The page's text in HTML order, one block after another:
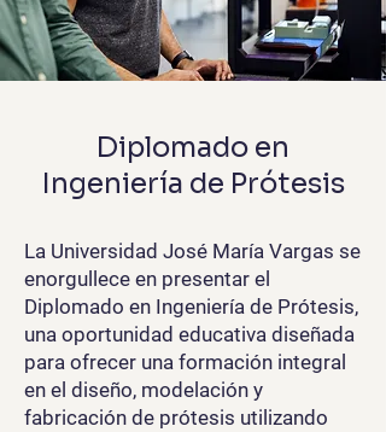
Diplomado en
Ingeniería de Prótesis
La Universidad José María Vargas se
enorgullece en presentar el
Diplomado en Ingeniería de Prótesis,
una oportunidad educativa diseñada
para ofrecer una formación integral
en el diseño, modelación y
fabricación de prótesis utilizando